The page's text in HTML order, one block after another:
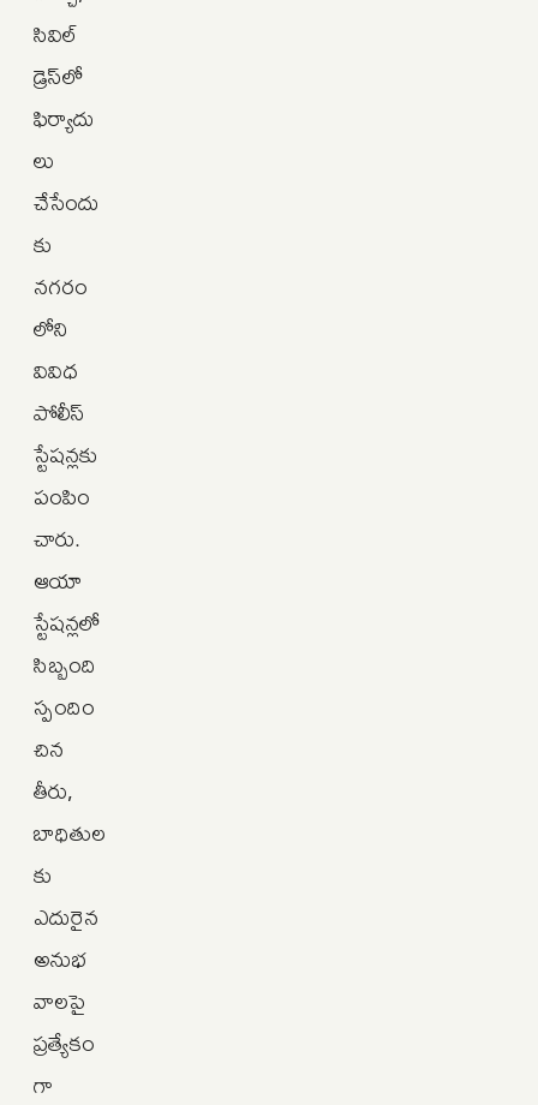
సివిల్
డ్రెస్‌లో
ఫిర్యాదు
లు
చేసేందు
కు
నగరం
లోని
వివిధ
పోలీస్
స్టేషన్లకు
పంపిం
చారు.
ఆయా
స్టేషన్లలో
సిబ్బంది
స్పందిం
చిన
తీరు,
బాధితుల
కు
ఎదురైన
అనుభ
వాలపై
ప్రత్యేకం
గా